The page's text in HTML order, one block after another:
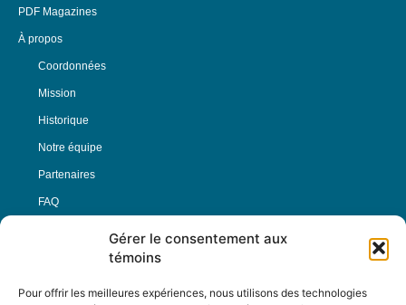
Gérer le consentement aux
témoins
Pour offrir les meilleures expériences, nous utilisons des technologies
PDF Magazines
À propos
Coordonnées
Mission
Historique
Notre équipe
Partenaires
FAQ